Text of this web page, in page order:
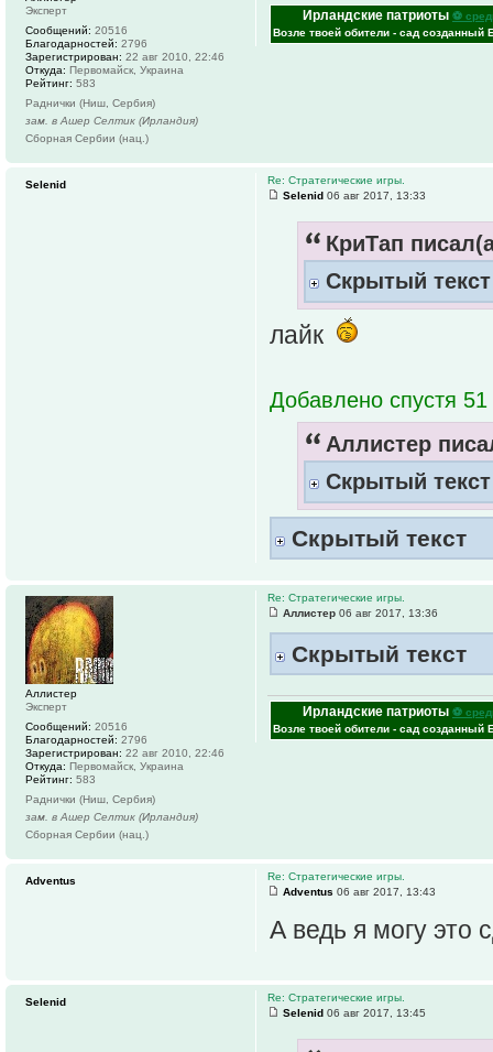
Ирландские патриоты ⚽
Возле твоей обители - сад созданный
Эксперт
Сообщений: 20516
Благодарностей: 2796
Зарегистрирован: 22 авг 2010, 22:46
Откуда: Первомайск, Украина
Рейтинг: 583
Раднички (Ниш, Сербия)
зам. в Ашер Селтик (Ирландия)
Сборная Сербии (нац.)
Re: Стратегические игры.
Selenid 06 авг 2017, 13:33
КриТап
Скрытый текст
лайк
Добавлено спустя 51
Аллистер
Скрытый текст
Скрытый текст
Selenid
Re: Стратегические игры.
Аллистер 06 авг 2017, 13:36
Скрытый текст
Ирландские патриоты ⚽
Возле твоей обители - сад созданный
Аллистер
Эксперт
Сообщений: 20516
Благодарностей: 2796
Зарегистрирован: 22 авг 2010, 22:46
Откуда: Первомайск, Украина
Рейтинг: 583
Раднички (Ниш, Сербия)
зам. в Ашер Селтик (Ирландия)
Сборная Сербии (нац.)
Re: Стратегические игры.
Adventus 06 авг 2017, 13:43
А ведь я могу это
Adventus
Re: Стратегические игры.
Selenid 06 авг 2017, 13:45
Selenid